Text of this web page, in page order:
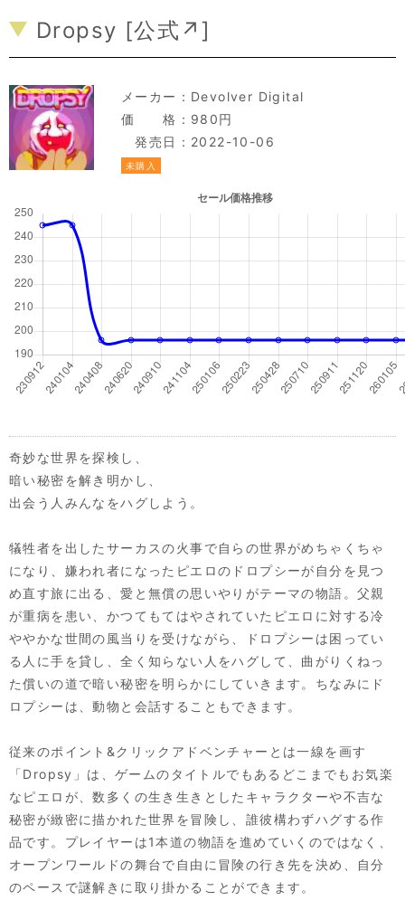
Dropsy [公式↗]
メーカー： Devolver Digital
価 格：980円
発売日：2022-10-06
未購入
奇妙な世界を探検し、
暗い秘密を解き明かし、
出会う人みんなをハグしよう。
犠牲者を出したサーカスの火事で自らの世界がめちゃくちゃ
になり、嫌われ者になったピエロのドロプシーが自分を見つ
め直す旅に出る、愛と無償の思いやりがテーマの物語。父親
が重病を患い、かつてもてはやされていたピエロに対する冷
ややかな世間の風当りを受けながら、ドロプシーは困ってい
る人に手を貸し、全く知らない人をハグして、曲がりくねっ
た償いの道で暗い秘密を明らかにしていきます。ちなみにド
ロプシーは、動物と会話することもできます。
従来のポイント&クリックアドベンチャーとは一線を画す
「Dropsy」は、ゲームのタイトルでもあるどこまでもお気楽
なピエロが、数多くの生き生きとしたキャラクターや不吉な
秘密が緻密に描かれた世界を冒険し、誰彼構わずハグする作
品です。プレイヤーは1本道の物語を進めていくのではなく、
オープンワールドの舞台で自由に冒険の行き先を決め、自分
のペースで謎解きに取り掛かることができます。